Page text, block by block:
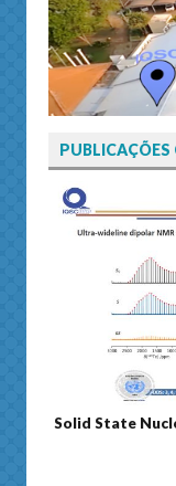
PUBLICAÇÕES
Solid State